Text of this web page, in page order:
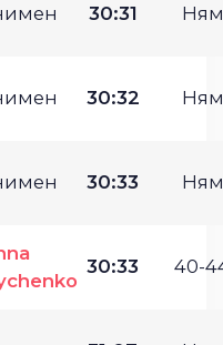
30:31
30:32
30:33
30:33 40-